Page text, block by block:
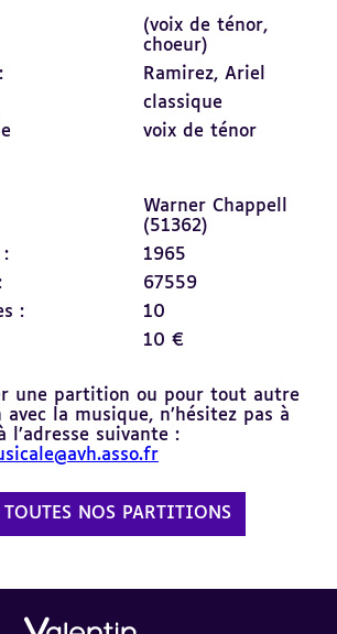
(voix de ténor,
choeur)
Ramirez, Ariel
classique
voix de ténor
Warner Chappell
(51362)
:
1965
67559
:
10
10 €
une partition ou pour tout autre
la musique, n’hésitez pas à
l’adresse suivante :
NOS PARTITIONS